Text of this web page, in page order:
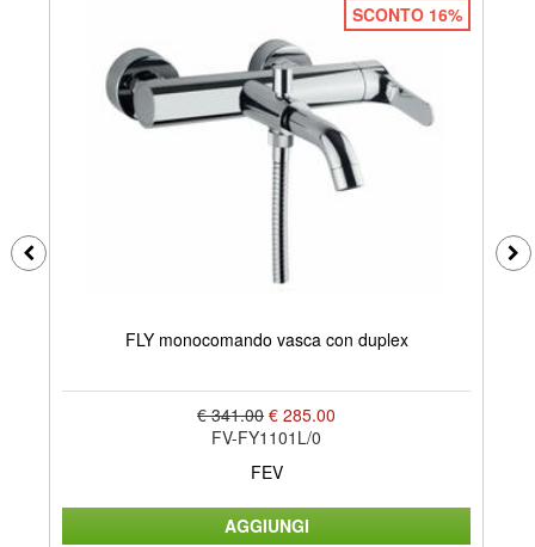
SCONTO 16%
FLY monocomando vasca con duplex
€ 341.00 € 285.00
FV-FY1101L/0
FEV